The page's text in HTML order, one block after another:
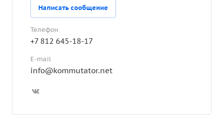
Написать сообщение
Телефон
+7 812 645-18-17
E-mail
info@kommutator.net